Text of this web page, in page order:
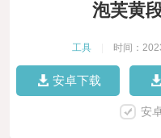
泡芙黄
工具 时间：
安卓下载
安